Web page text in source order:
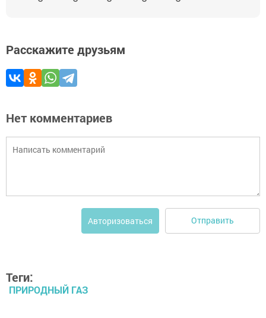
Расскажите друзьям
Нет комментариев
Авторизоваться Отправить
Теги:
ПРИРОДНЫЙ ГАЗ